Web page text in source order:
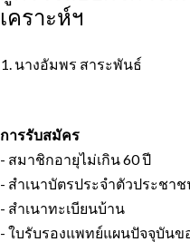
เคราะห์ฯ
1. นางอัมพร สาระพันธ์
การรับสมัคร
- สมาชิกอายุไม่เกิน 60 ปี
- สำเนาบัตรประจำตัวประชา
- สำเนาทะเบียนบ้าน
- ใบรับรองแพทย์แผนปัจจุบันข